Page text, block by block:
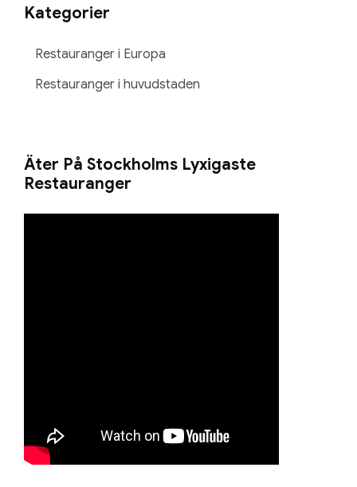
Kategorier
Restauranger i Europa
Restauranger i huvudstaden
Äter På Stockholms Lyxigaste
Restauranger